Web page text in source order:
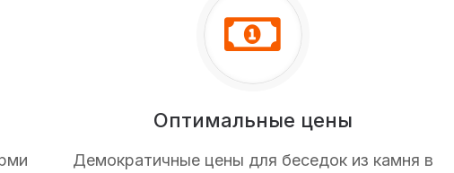
Оптимальные цены
Демократичные цены для беседок из камня в